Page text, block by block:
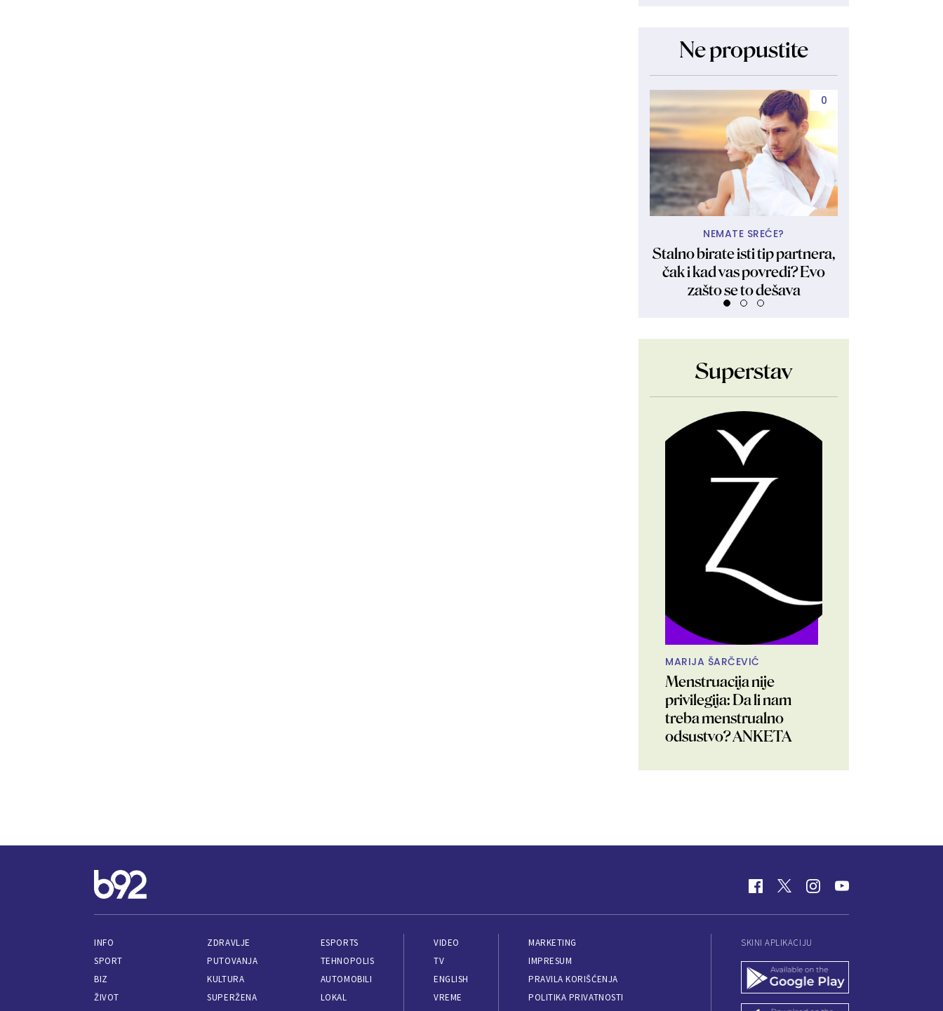
Ne propustite
0
NEMATE SREĆE?
Stalno birate isti tip partnera,
čak i kad vas povredi? Evo
zašto se to dešava
Superstav
MARIJA ŠARČEVIĆ
Menstruacija nije
privilegija: Da li nam
treba menstrualno
odsustvo? ANKETA
INFO
SPORT
BIZ
ŽIVOT
ZDRAVLJE
PUTOVANJA
KULTURA
SUPERŽENA
ESPORTS
TEHNOPOLIS
AUTOMOBILI
LOKAL
VIDEO
TV
ENGLISH
VREME
MARKETING
IMPRESUM
PRAVILA KORIŠĆENJA
POLITIKA PRIVATNOSTI
SKINI APLIKACIJU